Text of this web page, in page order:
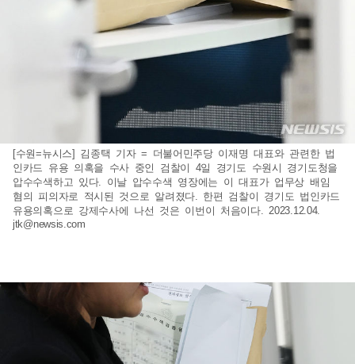
[수원=뉴시스] 김종택 기자 = 더불어민주당 이재명 대표와 관련한 법
인카드 유용 의혹을 수사 중인 검찰이 4일 경기도 수원시 경기도청을
압수수색하고 있다. 이날 압수수색 영장에는 이 대표가 업무상 배임
혐의 피의자로 적시된 것으로 알려졌다. 한편 검찰이 경기도 법인카드
유용의혹으로 강제수사에 나선 것은 이번이 처음이다. 2023.12.04.
jtk@newsis.com